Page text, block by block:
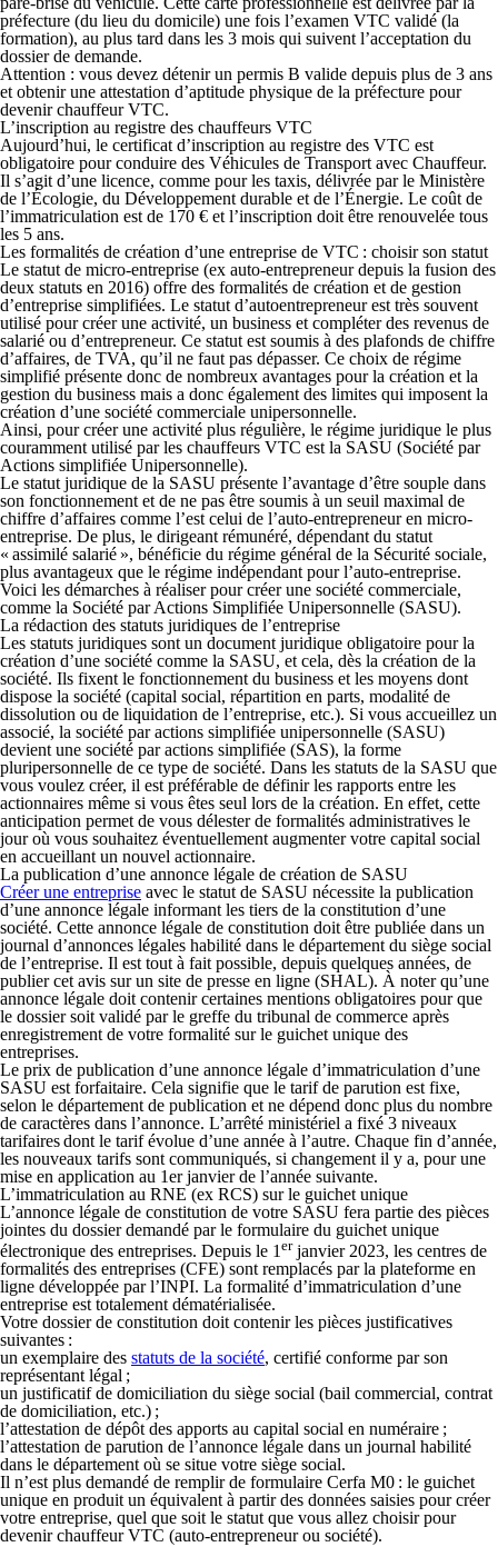
préfecture (du lieu du domicile) une fois l’examen VTC validé (la
formation), au plus tard dans les 3 mois qui suivent l’acceptation du
dossier de demande.
Attention : vous devez détenir un permis B valide depuis plus de 3 ans
et obtenir une attestation d’aptitude physique de la préfecture pour
devenir chauffeur VTC.
L’inscription au registre des chauffeurs VTC
Aujourd’hui, le certificat d’inscription au registre des VTC est
obligatoire pour conduire des Véhicules de Transport avec Chauffeur.
Il s’agit d’une licence, comme pour les taxis, délivrée par le Ministère
de l’Écologie, du Développement durable et de l’Énergie. Le coût de
l’immatriculation est de 170 € et l’inscription doit être renouvelée tous
les 5 ans.
Les formalités de création d’une entreprise de VTC : choisir son statut
Le statut de micro-entreprise (ex auto-entrepreneur depuis la fusion des
deux statuts en 2016) offre des formalités de création et de gestion
d’entreprise simplifiées. Le statut d’autoentrepreneur est très souvent
utilisé pour créer une activité, un business et compléter des revenus de
salarié ou d’entrepreneur. Ce statut est soumis à des plafonds de chiffre
d’affaires, de TVA, qu’il ne faut pas dépasser. Ce choix de régime
simplifié présente donc de nombreux avantages pour la création et la
gestion du business mais a donc également des limites qui imposent la
création d’une société commerciale unipersonnelle.
Ainsi, pour créer une activité plus régulière, le régime juridique le plus
couramment utilisé par les chauffeurs VTC est la SASU (Société par
Actions simplifiée Unipersonnelle).
Le statut juridique de la SASU présente l’avantage d’être souple dans
son fonctionnement et de ne pas être soumis à un seuil maximal de
chiffre d’affaires comme l’est celui de l’auto-entrepreneur en micro-
entreprise. De plus, le dirigeant rémunéré, dépendant du statut
« assimilé salarié », bénéficie du régime général de la Sécurité sociale,
plus avantageux que le régime indépendant pour l’auto-entreprise.
Voici les démarches à réaliser pour créer une société commerciale,
comme la Société par Actions Simplifiée Unipersonnelle (SASU).
La rédaction des statuts juridiques de l’entreprise
Les statuts juridiques sont un document juridique obligatoire pour la
création d’une société comme la SASU, et cela, dès la création de la
société. Ils fixent le fonctionnement du business et les moyens dont
dispose la société (capital social, répartition en parts, modalité de
dissolution ou de liquidation de l’entreprise, etc.). Si vous accueillez un
associé, la société par actions simplifiée unipersonnelle (SASU)
devient une société par actions simplifiée (SAS), la forme
pluripersonnelle de ce type de société. Dans les statuts de la SASU que
vous voulez créer, il est préférable de définir les rapports entre les
actionnaires même si vous êtes seul lors de la création. En effet, cette
anticipation permet de vous délester de formalités administratives le
jour où vous souhaitez éventuellement augmenter votre capital social
en accueillant un nouvel actionnaire.
La publication d’une annonce légale de création de SASU
Créer une entreprise avec le statut de SASU nécessite la publication
d’une annonce légale informant les tiers de la constitution d’une
société. Cette annonce légale de constitution doit être publiée dans un
journal d’annonces légales habilité dans le département du siège social
de l’entreprise. Il est tout à fait possible, depuis quelques années, de
publier cet avis sur un site de presse en ligne (SHAL). À noter qu’une
annonce légale doit contenir certaines mentions obligatoires pour que
le dossier soit validé par le greffe du tribunal de commerce après
enregistrement de votre formalité sur le guichet unique des
entreprises.
Le prix de publication d’une annonce légale d’immatriculation d’une
SASU est forfaitaire. Cela signifie que le tarif de parution est fixe,
selon le département de publication et ne dépend donc plus du nombre
de caractères dans l’annonce. L’arrêté ministériel a fixé 3 niveaux
tarifaires dont le tarif évolue d’une année à l’autre. Chaque fin d’année,
les nouveaux tarifs sont communiqués, si changement il y a, pour une
mise en application au 1er janvier de l’année suivante.
L’immatriculation au RNE (ex RCS) sur le guichet unique
L’annonce légale de constitution de votre SASU fera partie des pièces
jointes du dossier demandé par le formulaire du guichet unique
électronique des entreprises. Depuis le 1 erjanvier 2023, les centres de
formalités des entreprises (CFE) sont remplacés par la plateforme en
ligne développée par l’INPI. La formalité d’immatriculation d’une
entreprise est totalement dématérialisée.
Votre dossier de constitution doit contenir les pièces justificatives
suivantes :
un exemplaire des statuts de la société, certifié conforme par son
représentant légal ;
un justificatif de domiciliation du siège social (bail commercial, contrat
de domiciliation, etc.) ;
l’attestation de dépôt des apports au capital social en numéraire ;
l’attestation de parution de l’annonce légale dans un journal habilité
dans le département où se situe votre siège social.
Il n’est plus demandé de remplir de formulaire Cerfa M0 : le guichet
unique en produit un équivalent à partir des données saisies pour créer
votre entreprise, quel que soit le statut que vous allez choisir pour
devenir chauffeur VTC (auto-entrepreneur ou société).